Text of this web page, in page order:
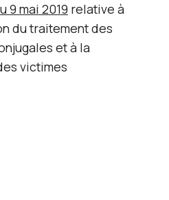
9 mai 2019 relative à
du traitement des
et à la
victimes